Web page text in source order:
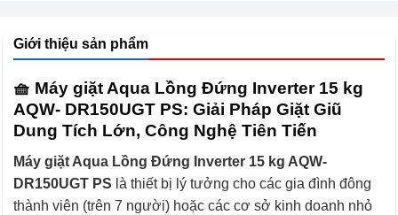
Giới thiệu sản phẩm
🧺 Máy giặt Aqua Lồng Đứng Inverter 15 kg
AQW- DR150UGT PS: Giải Pháp Giặt Giũ
Dung Tích Lớn, Công Nghệ Tiên Tiến
Máy giặt Aqua Lồng Đứng Inverter 15 kg AQW-
DR150UGT PS là thiết bị lý tưởng cho các gia đình đông
thành viên (trên 7 người) hoặc các cơ sở kinh doanh nhỏ